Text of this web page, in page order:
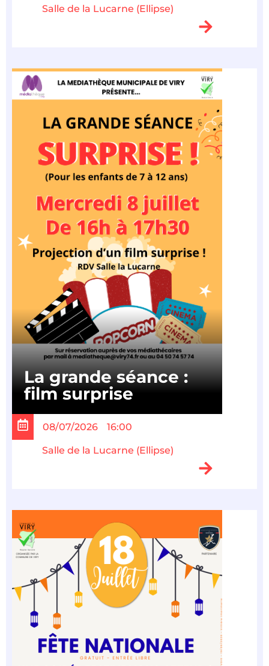
Salle de la Lucarne (Ellipse)
La grande séance :
film surprise
08/07/2026 16:00
Salle de la Lucarne (Ellipse)